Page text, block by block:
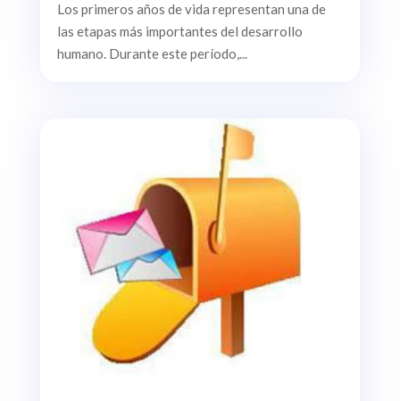
Los primeros años de vida representan una de
las etapas más importantes del desarrollo
humano. Durante este período,...